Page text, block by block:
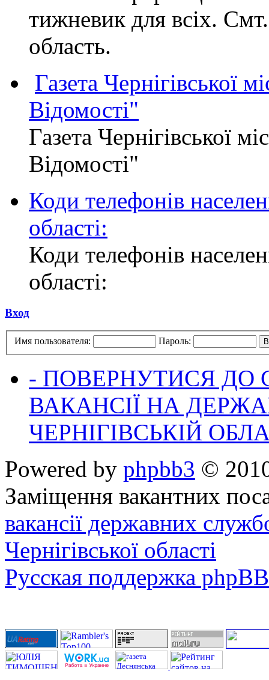
тижневик для всіх.
область.
Газета Чернігівської
Відомості"
Газета Чернігівської
Відомості"
Коди телефонів
області:
Коди телефонів
області:
Вход
Имя пользователя: Пароль:
- ПОВЕРНУТИСЯ ДО
ВАКАНСІЇ НА
ЧЕРНІГІВСЬКІЙ
Powered by phpbb3 ©
Заміщення вакантних
вакансії державних
Чернігівської області
Русская поддержка phpBB